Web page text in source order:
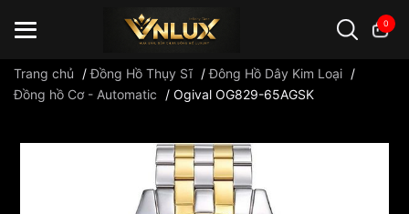
0
Trang chủ /Đồng Hồ Thụy Sĩ /Đông Hồ Dây Kim Loại /
Đồng hồ Cơ - Automatic
/ Ogival OG829-65AGSK